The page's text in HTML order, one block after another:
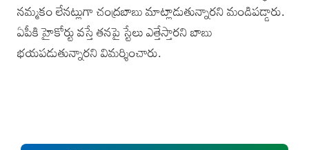
నమ్మకం లేనట్లుగా చంద్రబాబు మాట్లాడుతున్నారని మండిపడ్డారు.
ఏపీకి హైకోర్టు వస్తే తనపై స్టేలు ఎత్తేస్తారని బాబు
భయపడుతున్నారని విమర్శించారు.